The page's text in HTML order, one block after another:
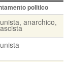
politico
anarchico,